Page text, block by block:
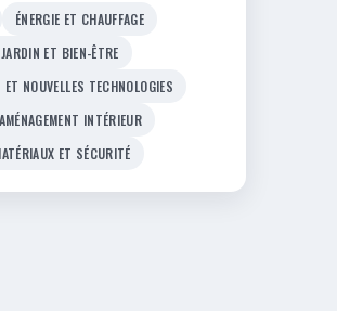
ÉNERGIE ET CHAUFFAGE
ET BIEN-ÊTRE
NOUVELLES TECHNOLOGIES
INTÉRIEUR
ET SÉCURITÉ